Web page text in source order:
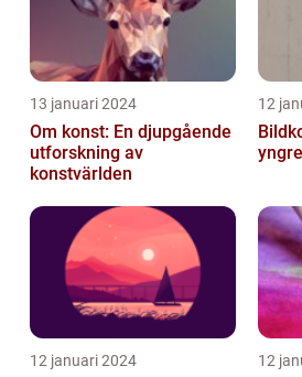
13 januari 2024
Om konst: En djupgående
utforskning av
konstvärlden
12
12 januari 2024 12